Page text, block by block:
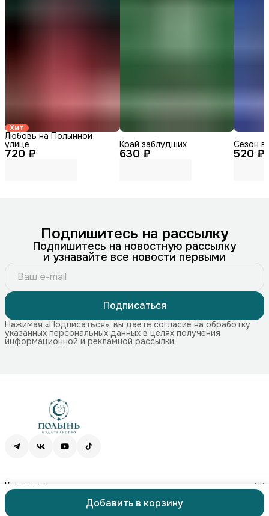
Добавить в корзину
Хит
720 ₽
Любовь на Полынной
улице
630 ₽
Край заблудших
520 ₽
Сезон
Подпишитесь на рассылку
Подпишитесь на новостную рассылку
и узнавайте все новости первыми
Подписаться
Нажимая «Подписаться», вы даете согласие на обработку
указанных персональных данных в целях получения
информационной и рекламной рассылки
Контакты
Адрес
115172, г. Москва, Краснохолмская наб. 11, стр. 1